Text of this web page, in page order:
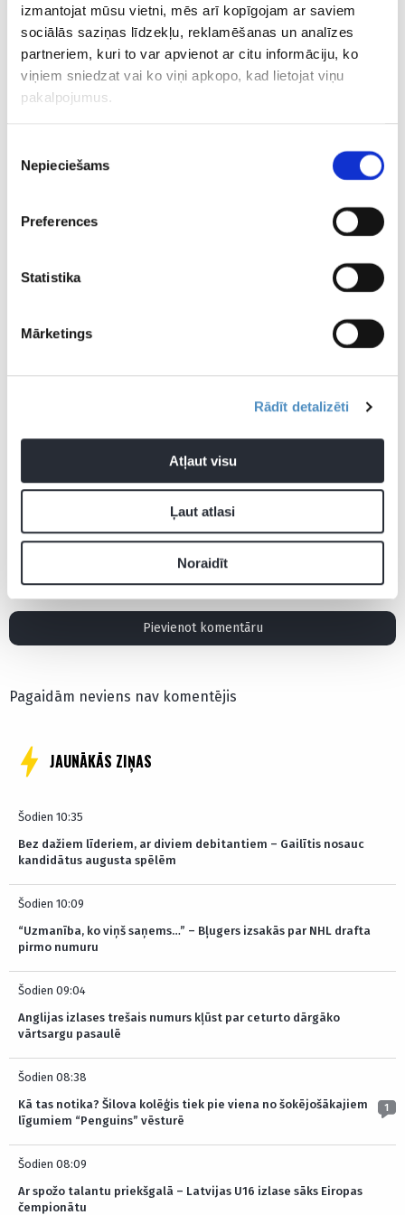
izmantojat mūsu vietni, mēs arī kopīgojam ar saviem
sociālās saziņas līdzekļu, reklamēšanas un analīzes
partneriem, kuri to var apvienot ar citu informāciju, ko
viņiem sniedzat vai ko viņi apkopo, kad lietojat viņu
pakalpojumus.
izvēle
Nepieciešams
Preferences
Statistika
Mārketings
Rādīt detalizēti
Atļaut visu
Ļaut atlasi
Noraidīt
Pēc turnīra atjaunošanas pēdējās trīs sezonās kausu
ieguva “VEF Rīga”, finālspēlēs pārspējot trīs dažādu
pretiniekus – “Ventspili” (74:62), “Liepāju” (87:66) un
“Rīgas Zeļļus” (94:69).
debitantiem – Gailītis
nosauc kandidātus
Sieviešu
sāk ar
VEF Rīga
Pievienot komentāru
Pagaidām neviens nav komentējis
JAUNĀKĀS ZIŅAS
Šodien 10:35
Bez dažiem līderiem, ar diviem debitantiem – Gailītis nosauc
kandidātus augusta spēlēm
Šodien 10:09
“Uzmanība, ko viņš saņems…” – Bļugers izsakās par NHL drafta
pirmo numuru
Šodien 09:04
Anglijas izlases trešais numurs kļūst par ceturto dārgāko
vārtsargu pasaulē
Šodien 08:38
Kā tas notika? Šilova kolēģis tiek pie viena no šokējošākajiem
līgumiem “Penguins” vēsturē
1
Šodien 08:09
Ar spožo talantu priekšgalā – Latvijas U16 izlase sāks Eiropas
čempionātu